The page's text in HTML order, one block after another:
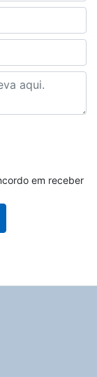
em receber